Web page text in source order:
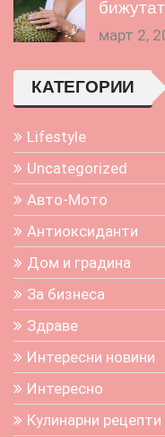
март 2,
КАТЕГОРИИ
Lifestyle
Uncategorized
Авто-Мото
Антиоксиданти
Дом и градина
За бизнеса
Здраве
Интересни новини
Интересно
Кулинарни рецепти